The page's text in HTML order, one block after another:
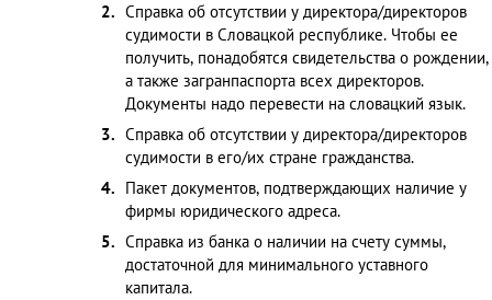
Справка об отсутствии у директора/директоров
судимости в Словацкой республике. Чтобы ее
получить, понадобятся свидетельства о рождении,
а также загранпаспорта всех директоров.
Документы надо перевести на словацкий язык.
Справка об отсутствии у директора/директоров
судимости в его/их стране гражданства.
Пакет документов, подтверждающих наличие у
фирмы юридического адреса.
Справка из банка о наличии на счету суммы,
достаточной для минимального уставного
капитала.